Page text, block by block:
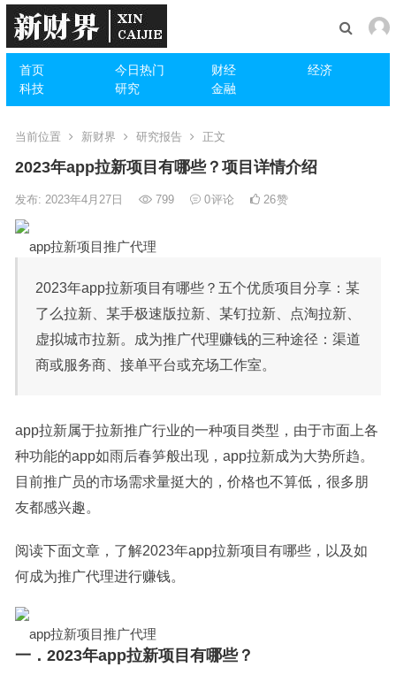
首页 今日热门 财经
经济
科技
研究 金融
当前位置 新财界 研究报告 正文
2023年app拉新项目有哪些？项目详情介绍
发布: 2023年4月27日 799 0评论 26赞
app拉新项目推广代理
2023年app拉新项目有哪些？五个优质项目分享：某
了么拉新、某手极速版拉新、某钉拉新、点淘拉新、
虚拟城市拉新。成为推广代理赚钱的三种途径：渠道
商或服务商、接单平台或充场工作室。
app拉新属于拉新推广行业的一种项目类型，由于市面上各
种功能的app如雨后春笋般出现，app拉新成为大势所趋。
目前推广员的市场需求量挺大的，价格也不算低，很多朋
友都感兴趣。
阅读下面文章，了解2023年app拉新项目有哪些，以及如
何成为推广代理进行赚钱。
app拉新项目推广代理
一．2023年app拉新项目有哪些？